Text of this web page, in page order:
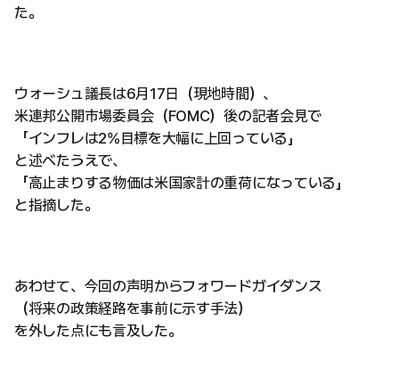
た。
ウォーシュ議長は6月17日（現地時間）、
米連邦公開市場委員会（FOMC）後の記者会見で
「インフレは2%目標を大幅に上回っている」
と述べたうえで、
「高止まりする物価は米国家計の重荷になっている」
と指摘した。
あわせて、今回の声明からフォワードガイダンス
（将来の政策経路を事前に示す手法）
を外した点にも言及した。